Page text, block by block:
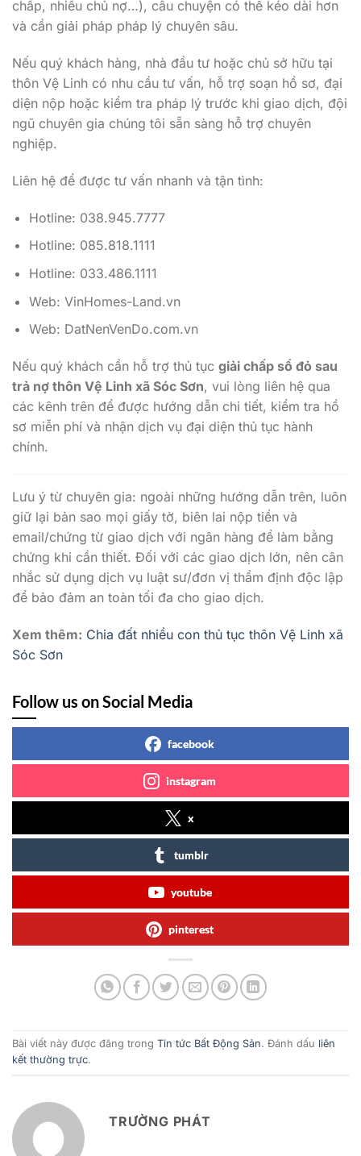
chấp, nhiều chủ nợ…), câu chuyện có thể kéo dài hơn
và cần giải pháp pháp lý chuyên sâu.
Nếu quý khách hàng, nhà đầu tư hoặc chủ sở hữu tại
thôn Vệ Linh có nhu cầu tư vấn, hỗ trợ soạn hồ sơ, đại
diện nộp hoặc kiểm tra pháp lý trước khi giao dịch, đội
ngũ chuyên gia chúng tôi sẵn sàng hỗ trợ chuyên
nghiệp.
Liên hệ để được tư vấn nhanh và tận tình:
Hotline: 038.945.7777
Hotline: 085.818.1111
Hotline: 033.486.1111
Web: VinHomes-Land.vn
Web: DatNenVenDo.com.vn
Nếu quý khách cần hỗ trợ thủ tục giải chấp sổ đỏ sau
trả nợ thôn Vệ Linh xã Sóc Sơn, vui lòng liên hệ qua
các kênh trên để được hướng dẫn chi tiết, kiểm tra hồ
sơ miễn phí và nhận dịch vụ đại diện thủ tục hành
chính.
Lưu ý từ chuyên gia: ngoài những hướng dẫn trên, luôn
giữ lại bản sao mọi giấy tờ, biên lai nộp tiền và
email/chứng từ giao dịch với ngân hàng để làm bằng
chứng khi cần thiết. Đối với các giao dịch lớn, nên cân
nhắc sử dụng dịch vụ luật sư/đơn vị thẩm định độc lập
để bảo đảm an toàn tối đa cho giao dịch.
Xem thêm: Chia đất nhiều con thủ tục thôn Vệ Linh xã
Sóc Sơn
Follow us on Social Media
facebook
instagram
x
tumblr
youtube
pinterest
Bài viết này được đăng trong Tin tức Bất Động Sản. Đánh dấu liên
kết thường trực.
TRƯỜNG PHÁT